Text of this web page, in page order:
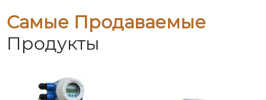
Самые Продаваемые
Продукты